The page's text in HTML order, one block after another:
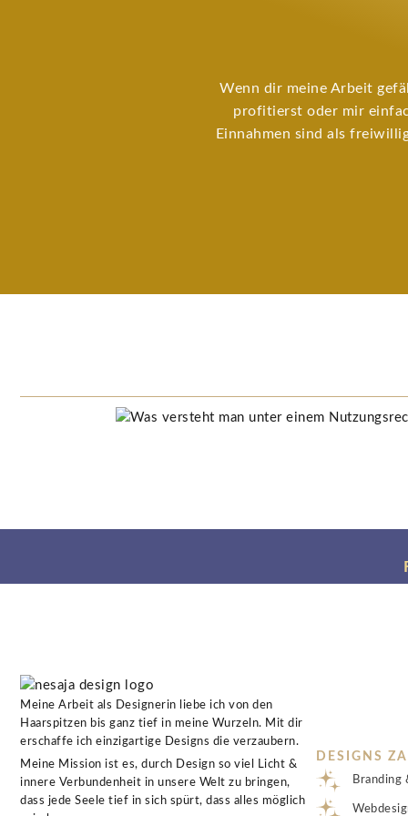
Wenn dir meine Arbeit
profitierst oder mir
Einnahmen sind als
Meine Arbeit als Designerin liebe ich von den
Haarspitzen bis ganz tief in meine Wurzeln. Mit dir
erschaffe ich einzigartige Designs die verzaubern.
Meine Mission ist es, durch Design so viel Licht &
innere Verbundenheit in unsere Welt zu bringen,
dass jede Seele tief in sich spürt, dass alles möglich
DESIGNS
Branding